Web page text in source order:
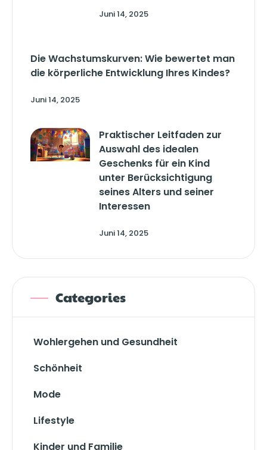
Juni 14, 2025
Die Wachstumskurven: Wie bewertet man
die körperliche Entwicklung Ihres Kindes?
Juni 14, 2025
Praktischer Leitfaden zur
Auswahl des idealen
Geschenks für ein Kind
unter Berücksichtigung
seines Alters und seiner
Interessen
Juni 14, 2025
Categories
Wohlergehen und Gesundheit
Schönheit
Mode
Lifestyle
Kinder und Familie